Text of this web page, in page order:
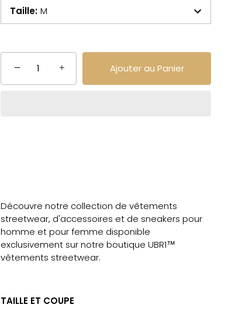
Taille: M
− + Ajouter au Panier
Découvre notre collection de vêtements
streetwear, d'accessoires et de sneakers pour
homme et pour femme disponible
exclusivement sur notre boutique UBR1™
vêtements streetwear.
TAILLE ET COUPE